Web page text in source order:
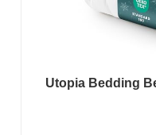
Utopia Bedding